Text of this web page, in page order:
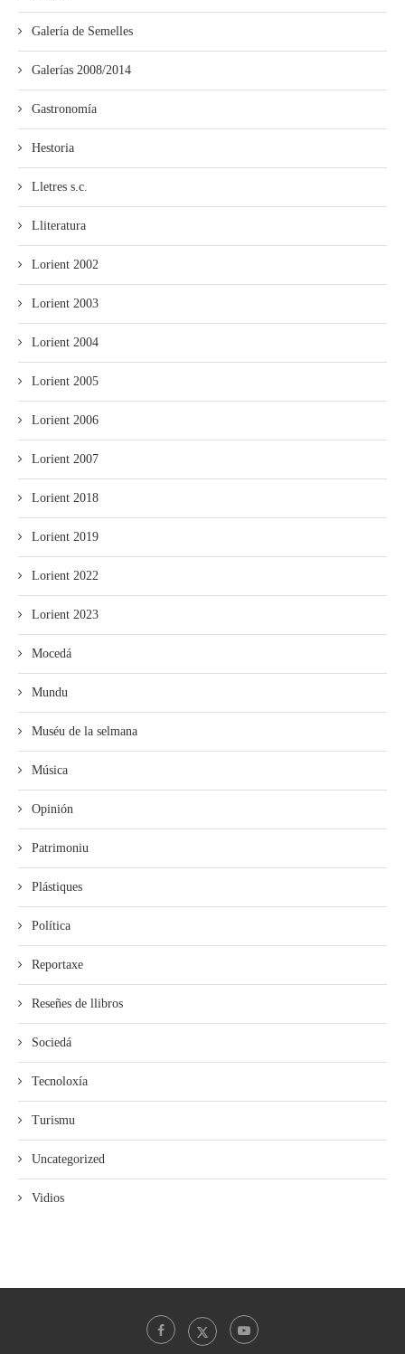
Galería de Semelles
Galerías 2008/2014
Gastronomía
Hestoria
Lletres s.c.
Lliteratura
Lorient 2002
Lorient 2003
Lorient 2004
Lorient 2005
Lorient 2006
Lorient 2007
Lorient 2018
Lorient 2019
Lorient 2022
Lorient 2023
Mocedá
Mundu
Muséu de la selmana
Música
Opinión
Patrimoniu
Plástiques
Política
Reportaxe
Reseñes de llibros
Sociedá
Tecnoloxía
Turismu
Uncategorized
Vidios